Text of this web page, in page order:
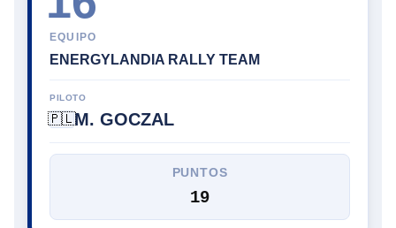
EQUIPO
ENERGYLANDIA RALLY TEAM
PILOTO
🇵🇱M. GOCZAL
PUNTOS
19